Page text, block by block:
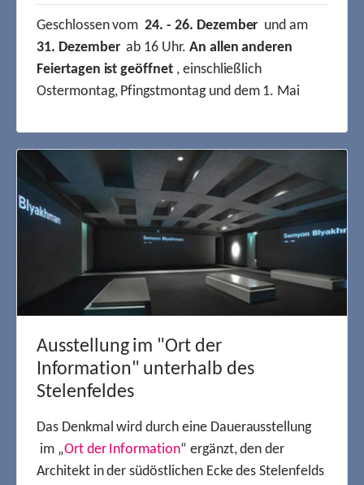
Ausstellung im "Ort der
Information" unterhalb des
Stelenfeldes
Das Denkmal wird durch eine Dauerausstellung
im „Ort der Information“ ergänzt, den der
Architekt in der südöstlichen Ecke des Stelenfelds
Geschlossen vom24. - 26. Dezember und am
31. Dezemberab 16 Uhr. An allen anderen
Feiertagen ist geöffnet, einschließlich
Ostermontag, Pfingstmontag und dem 1. Mai